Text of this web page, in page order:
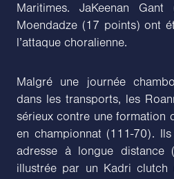
Maritimes. JaKeenan
Moendadze (17 points) ont
l’attaque choralienne.
Malgré une journée
dans les transports, les
sérieux contre une formation
en championnat (111-70).
adresse à longue distance
illustrée par un Kadri